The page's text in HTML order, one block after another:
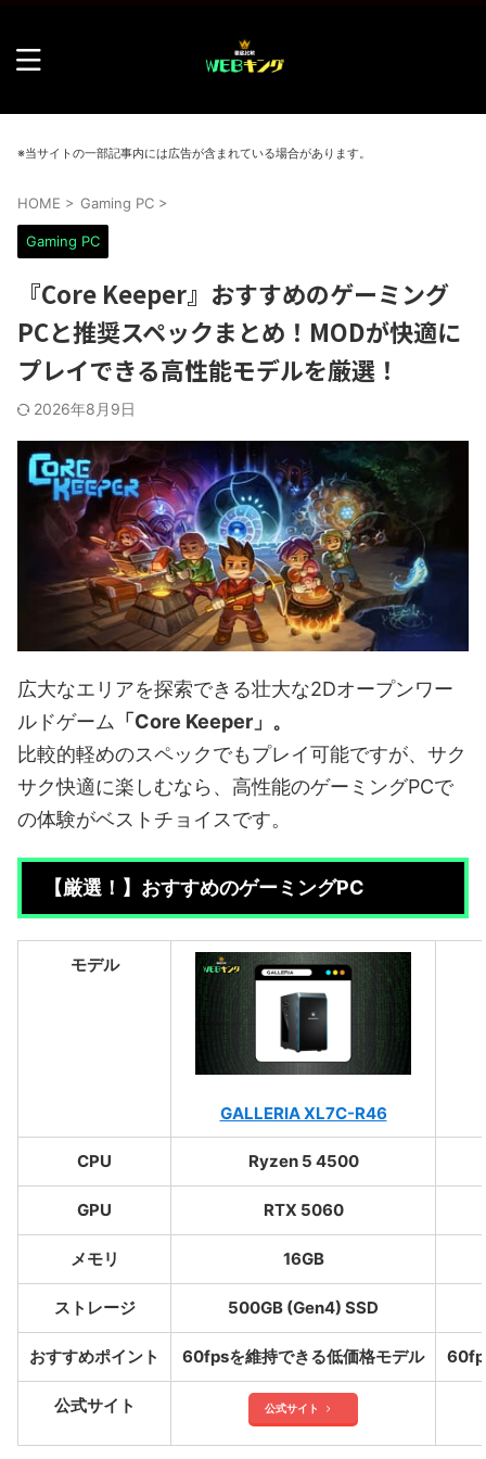
※当サイトの一部記事内には広告が含まれている場合があります。
HOME > Gaming PC >
Gaming PC
『Core Keeper』おすすめのゲーミング
PCと推奨スペックまとめ！MODが快適に
プレイできる高性能モデルを厳選！
2026年8月9日
広大なエリアを探索できる壮大な2Dオープンワー
ルドゲーム 「Core Keeper」。
比較的軽めのスペックでもプレイ可能ですが、サク
サク快適に楽しむなら、高性能のゲーミングPCで
の体験がベストチョイスです。
【厳選！】おすすめのゲーミングPC
モデル
GALLERIA XL7C-R46
CPU Ryzen 5 4500
GPU RTX 5060
メモリ 16GB
ストレージ 500GB (Gen4) SSD
おすすめポイント 60fpsを維持できる低価格モデル
公式サイト 公式サイト